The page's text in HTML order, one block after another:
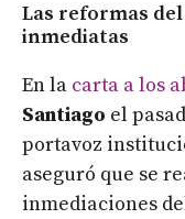
Las reformas
inmediatas
En la carta a los
Santiago el
portavoz
aseguró que se
inmediaciones